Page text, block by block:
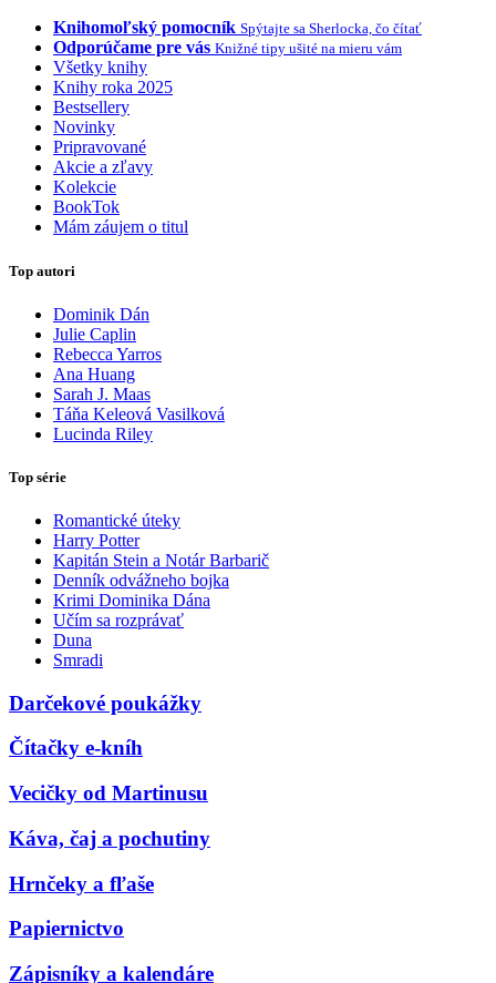
Knihomoľský pomocník Spýtajte sa Sherlocka, čo čítať
Odporúčame pre vás Knižné tipy ušité na mieru vám
Všetky knihy
Knihy roka 2025
Bestsellery
Novinky
Pripravované
Akcie a zľavy
Kolekcie
BookTok
Mám záujem o titul
Top autori
Dominik Dán
Julie Caplin
Rebecca Yarros
Ana Huang
Sarah J. Maas
Táňa Keleová Vasilková
Lucinda Riley
Top série
Romantické úteky
Harry Potter
Kapitán Stein a Notár Barbarič
Denník odvážneho bojka
Krimi Dominika Dána
Učím sa rozprávať
Duna
Smradi
Darčekové poukážky
Čítačky e-kníh
Vecičky od Martinusu
Káva, čaj a pochutiny
Hrnčeky a fľaše
Papiernictvo
Zápisníky a kalendáre